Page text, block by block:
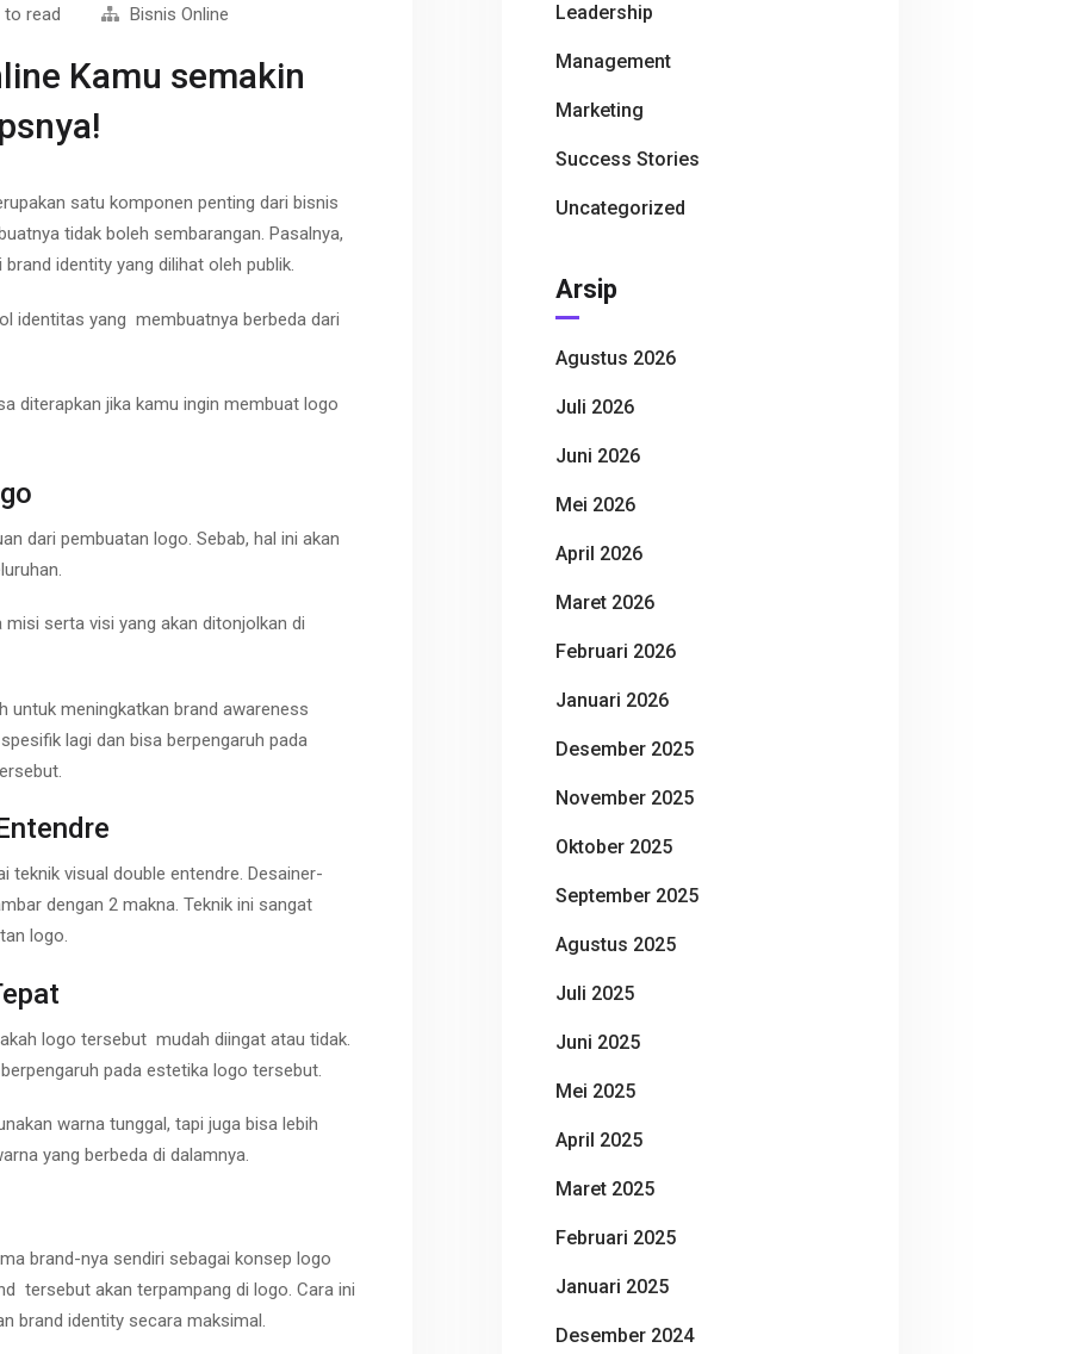
to read Bisnis Online
Kamu semakin
satu komponen penting dari bisnis
tidak boleh sembarangan. Pasalnya,
identity yang dilihat oleh publik.
identitas yang membuatnya berbeda dari
diterapkan jika kamu ingin membuat logo
dari pembuatan logo. Sebab, hal ini akan
serta visi yang akan ditonjolkan di
untuk meningkatkan brand awareness
lagi dan bisa berpengaruh pada
teknik visual double entendre. Desainer-
dengan 2 makna. Teknik ini sangat
logo.
logo tersebut mudah diingat atau tidak.
pada estetika logo tersebut.
warna tunggal, tapi juga bisa lebih
yang berbeda di dalamnya.
brand-nya sendiri sebagai konsep logo
tersebut akan terpampang di logo. Cara ini
brand identity secara maksimal.
Leadership
Management
Marketing
Success Stories
Uncategorized
Arsip
Agustus 2026
Juli 2026
Juni 2026
Mei 2026
April 2026
Maret 2026
Februari 2026
Januari 2026
Desember 2025
November 2025
Oktober 2025
September 2025
Agustus 2025
Juli 2025
Juni 2025
Mei 2025
April 2025
Maret 2025
Februari 2025
Januari 2025
Desember 2024